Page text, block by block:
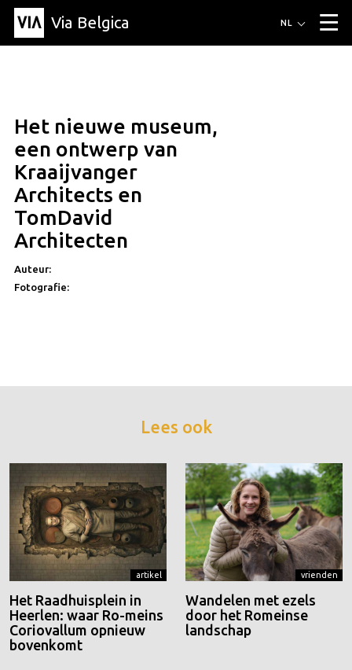
Via Belgica ▼
Artikel
Educatie
Recept
Vrienden
Over Via Belgica
Over Via Belgica
NL
Het nieuwe museum,
een ontwerp van
Kraaijvanger
Architects en
TomDavid
Architecten
Auteur:
Fotografie:
Lees ook
artikel
Het Raadhuisplein in
Heerlen: waar Ro-meins
Coriovallum opnieuw
bovenkomt
vrienden
Wandelen met ezels
door het Romeinse
landschap